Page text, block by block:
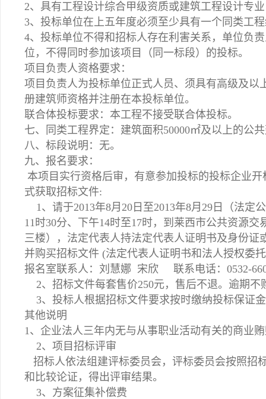
2、具有工程设计综合甲级资质或建筑工程设计专
3、投标单位在上五年度必须至少具有一个同类工
4、投标单位不得和招标人存在利害关系，单位负
位，不得同时参加该项目（同一标段）的投标。
项目负责人资格要求：
项目负责人为投标单位正式人员、须具有高级及以
册建筑师资格并注册在本投标单位。
联合体投标要求：本工程不接受联合体投标。
七、同类工程界定：建筑面积50000㎡及以上的公
八、标段说明：无。
九、报名要求：
本项目实行资格后审，有意参加投标的投标企业
式获取招标文件:
1、请于2013年8月20日至2013年8月29日（法定
11时30分、下午14时至17时，到莱西市公共资源
三楼），法定代表人持法定代表人证明书及身份
并购买招标文件 (法定代表人证明书和法人授权委
报名室联系人：刘慧娜 宋欣 联系电话：0532-
2、招标文件每套售价250元，售后不退。逾期不
3、投标人根据招标文件要求按时缴纳投标保证
其他说明
1、企业法人三年内无与从事职业活动有关的商业
2、项目招标评审
招标人依法组建评标委员会，评标委员会按照招
和比较论证，得出评审结果。
3、方案征集补偿费